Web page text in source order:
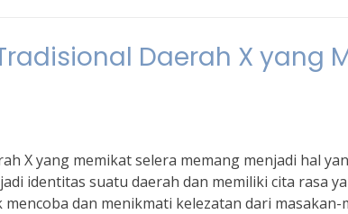
Daerah X yang
X yang memikat selera memang menjadi hal
identitas suatu daerah dan memiliki cita rasa
dan menikmati kelezatan dari masakan-